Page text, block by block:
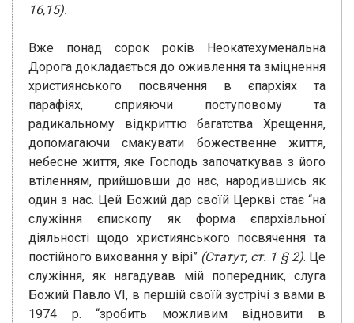
16,15).
Вже понад сорок років Неокатехуменальна
Дорога докладається до оживлення та зміцнення
християнського посвячення в єпархіях та
парафіях, сприяючи поступовому та
радикальному відкриттю багатства Хрещення,
допомагаючи смакувати божественне життя,
небесне життя, яке Господь започаткував з його
втіленням, прийшовши до нас, народившись як
один з нас. Цей Божий дар своїй Церкві стає “на
служіння єпископу як форма єпархіальної
діяльності щодо християнського посвячення та
постійного виховання у вірі” (Статут, ст. 1 § 2). Це
служіння, як нагадував мій попередник, слуга
Божий Павло VI, в першій своїй зустрічі з вами в
1974 р. “зробить можливим відновити в